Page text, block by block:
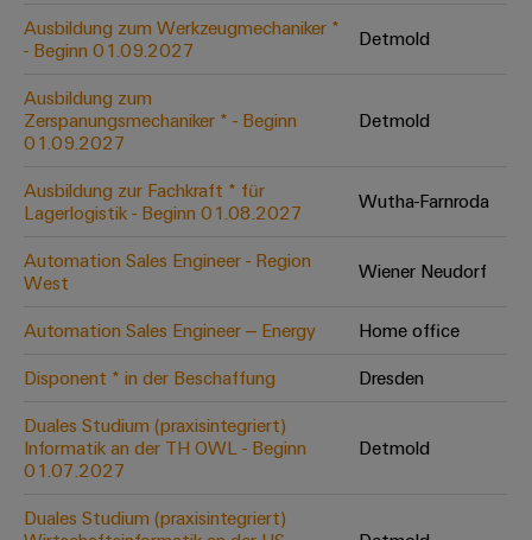
Schaltschrankbau
Moderne
und
digitale
für
klimafreundliche
im
Schiffbau
Verbindungslösungen
die
maritime
Industrie
Wasseraufbereitung
Leiterplattensteckverbinder
&
PCB
Services
Equipment
(OEM)
AI
Access
&
Services
Industrial
Platform
easyConnect
Werkstatt
&
Karriere auf
neues
Distribution
Ausbildung zum Werkzeugmechaniker *
- Beginn 01.09.2027
Detmold
Ausbildung zum
Zerspanungsmechaniker * - Beginn
01.09.2027
Detmold
Ausbildung zur Fachkraft * für
Lagerlogistik - Beginn 01.08.2027
Wutha-Farnroda
Automation Sales Engineer - Region
West
Wiener Neudorf
Automation Sales Engineer – Energy
Home office
Disponent * in der Beschaffung
Dresden
Duales Studium (praxisintegriert)
Informatik an der TH OWL - Beginn
01.07.2027
Detmold
Duales Studium (praxisintegriert)